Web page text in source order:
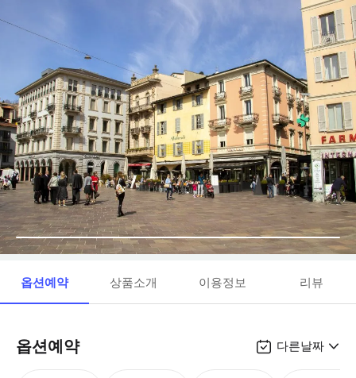
옵션예약 상품소개 이용정보 리뷰
옵션예약 다른날짜